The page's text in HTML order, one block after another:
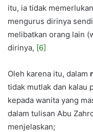
itu, ia tidak
mengurus dirinya
melibatkan orang lain
dirinya, [6]
Oleh karena itu, dalam
tidak mutlak dan kalau
kepada wanita yang
dalam tulisan Abu
menjelaskan;